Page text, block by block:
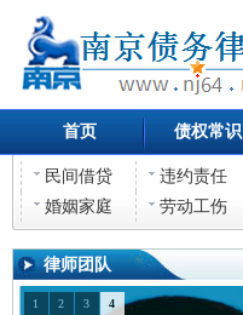
首页 债权常识
民间借贷 违约责任
婚姻家庭
劳动工伤
律师团队
1 2 3 4